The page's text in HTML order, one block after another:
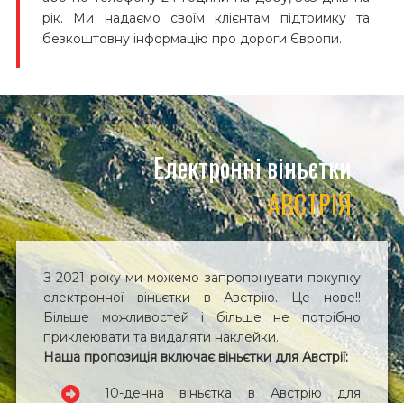
рік. Ми надаємо своїм клієнтам підтримку та
безкоштовну інформацію про дороги Європи.
Електронні віньєтки
АВСТРІЯ
З 2021 року ми можемо запропонувати покупку
електронної віньєтки в Австрію. Це нове!!
Більше можливостей і більше не потрібно
приклеювати та видаляти наклейки.
Наша пропозиція включає віньєтки для Австрії:
10-денна віньєтка в Австрію для